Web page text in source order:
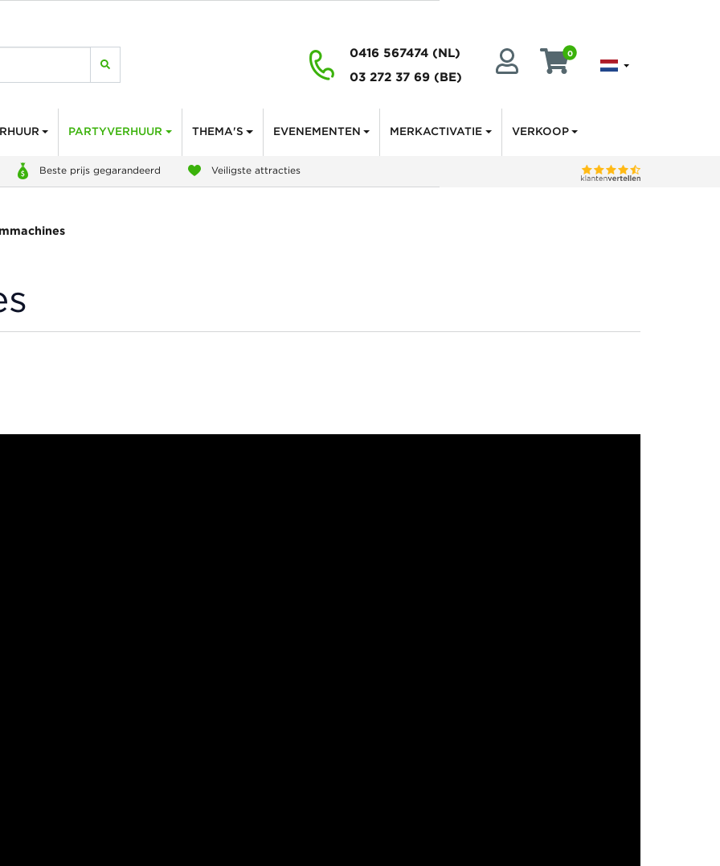
0416 567474 (NL)
03 272 37 69 (BE)
0
PARTYVERHUUR THEMA'S EVENEMENTEN MERKACTIVATIE VERKOOP
Beste prijs gegarandeerd Veiligste attracties